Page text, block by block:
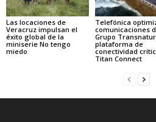
Las locaciones de
Veracruz impulsan el
éxito global de la
miniserie No tengo
miedo
Telefónica
comunicaciones
Grupo
plataforma de
conectividad
Titan Connect